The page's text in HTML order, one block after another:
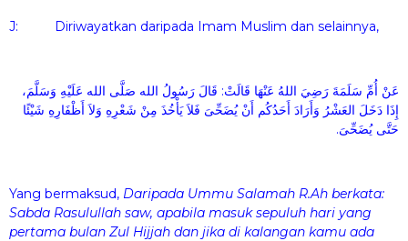
J: Diriwayatkan daripada Imam Muslim dan selainnya,
عَنْ أُمِّ سَلَمَةَ رَضِيَ اللهُ عَنْهَا قَالَتْ: قَالَ رَسُولُ الله صَلَّى الله عَلَيْهِ وَسَلَّمَ،
إِذَا دَخَلَ العَشْرُ وَأَرَادَ أَحَدُكُم أَنْ يُضَحِّىَ فَلاَ يَأْخُذَ مِنْ شَعْرِهِ وَلاَ أَظْفَارِهِ شَيْئًا
حَتَّى يُضَحِّىَ.
Yang bermaksud, Daripada Ummu Salamah R.Ah berkata:
Sabda Rasulullah saw, apabila masuk sepuluh hari yang
pertama bulan Zul Hijjah dan jika di kalangan kamu ada